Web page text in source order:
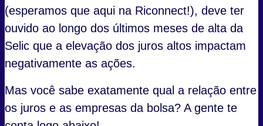
(esperamos que aqui na Riconnect!), deve ter
ouvido ao longo dos últimos meses de alta da
Selic que a elevação dos juros altos impactam
negativamente as ações.
Mas você sabe exatamente qual a relação entre
os juros e as empresas da bolsa? A gente te